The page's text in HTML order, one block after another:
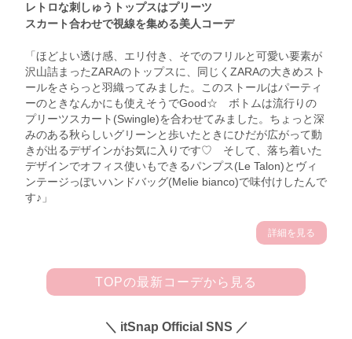
レトロな刺しゅうトップスはプリーツ
スカート合わせで視線を集める美人コーデ
「ほどよい透け感、エリ付き、そでのフリルと可愛い要素が
沢山詰まったZARAのトップスに、同じくZARAの大きめスト
ールをさらっと羽織ってみました。このストールはパーティ
ーのときなんかにも使えそうでGood☆ ボトムは流行りの
プリーツスカート(Swingle)を合わせてみました。ちょっと深
みのある秋らしいグリーンと歩いたときにひだが広がって動
きが出るデザインがお気に入りです♡ そして、落ち着いた
デザインでオフィス使いもできるパンプス(Le Talon)とヴィ
ンテージっぽいハンドバッグ(Melie bianco)で味付けしたんで
す♪」
詳細を見る
TOPの最新コーデから見る
＼ itSnap Official SNS ／